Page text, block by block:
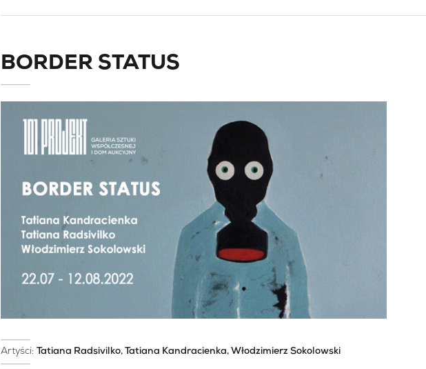
BORDER STATUS
Artyści: Tatiana Radsivilko, Tatiana Kandracienka, Włodzimierz Sokolowski